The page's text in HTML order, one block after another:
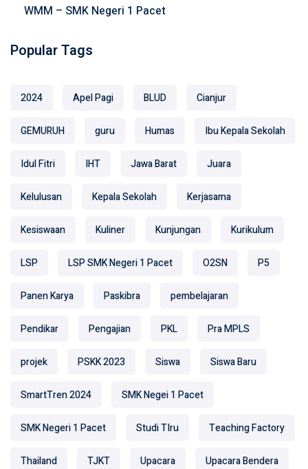
WMM – SMK Negeri 1 Pacet
Popular Tags
2024 Apel Pagi BLUD Cianjur
GEMURUH guru Humas Ibu Kepala Sekolah
Idul Fitri IHT Jawa Barat Juara
Kelulusan Kepala Sekolah Kerjasama
Kesiswaan Kuliner Kunjungan Kurikulum
LSP LSP SMK Negeri 1 Pacet O2SN P5
Panen Karya Paskibra pembelajaran
Pendikar Pengajian PKL Pra MPLS
projek PSKK 2023 Siswa Siswa Baru
SmartTren 2024 SMK Negei 1 Pacet
SMK Negeri 1 Pacet Studi TIru Teaching Factory
Thailand TJKT Upacara Upacara Bendera